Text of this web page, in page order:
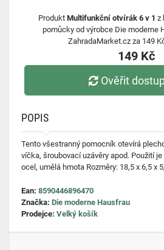
Produkt Multifunkční otvírák 6 v 1 z
pomůcky od výrobce Die moderne
ZahradaMarket.cz za 149
149 Kč
Ověřit
POPIS
Tento všestranný pomocník otevírá
víčka, šroubovací uzávěry apod. Použití
ocel, umělá hmota Rozměry: 18,5 x 6,5 x
Ean: 8590446896470
Značka: Die moderne Hausfrau
Prodejce: Velký košík